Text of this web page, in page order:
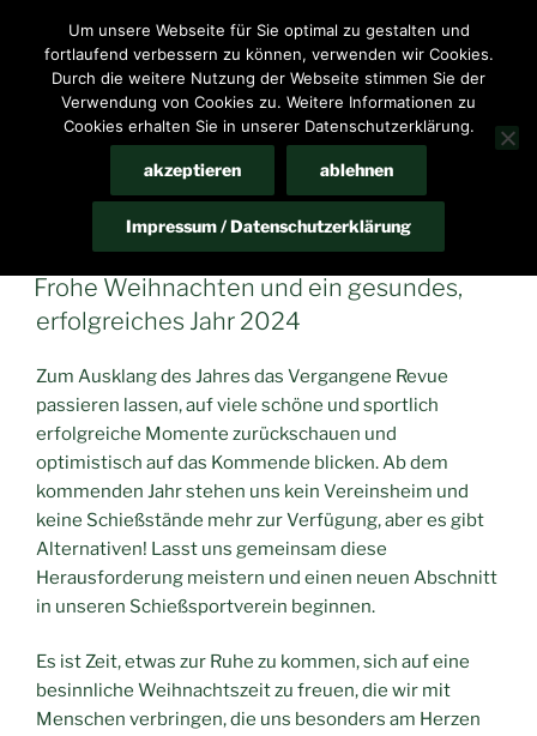
springen
HomeP@ge des Schießsportvereins Bennigsen e.V.
Menü
DEZEMBER 2023
VERÖFFENTLICHT
AM
DEZEMBER 22, 2023
Frohe Weihnachten und ein gesundes,
erfolgreiches Jahr 2024
Zum Ausklang des Jahres das Vergangene Revue
passieren lassen, auf viele schöne und sportlich
erfolgreiche Momente zurückschauen und
optimistisch auf das Kommende blicken. Ab dem
kommenden Jahr stehen uns kein Vereinsheim und
keine Schießstände mehr zur Verfügung, aber es gibt
Alternativen! Lasst uns gemeinsam diese
Herausforderung meistern und einen neuen Abschnitt
in unseren Schießsportverein beginnen.
Es ist Zeit, etwas zur Ruhe zu kommen, sich auf eine
besinnliche Weihnachtszeit zu freuen, die wir mit
Menschen verbringen, die uns besonders am Herzen
Um unsere Webseite für Sie optimal zu gestalten und
fortlaufend verbessern zu können, verwenden wir Cookies.
Durch die weitere Nutzung der Webseite stimmen Sie der
Verwendung von Cookies zu. Weitere Informationen zu
Cookies erhalten Sie in unserer Datenschutzerklärung.
akzeptieren ablehnen
Impressum / Datenschutzerklärung